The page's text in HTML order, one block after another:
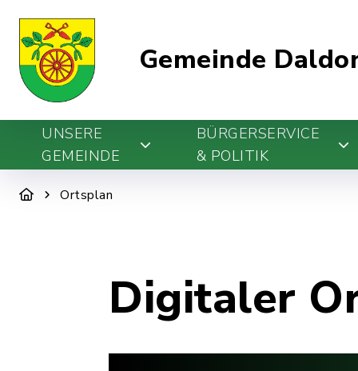
Gemeinde
UNSERE
GEMEINDE
BÜRGERSERVICE
& POLITIK
Ortsplan
Digitaler